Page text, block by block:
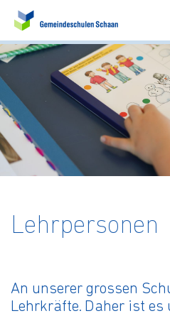
Lehrpersonen
An unserer grossen
Lehrkräfte. Daher ist es